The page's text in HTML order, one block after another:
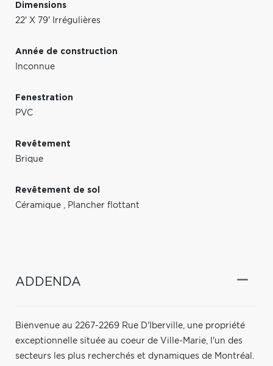
Dimensions
22' X 79' Irrégulières
Année de construction
Inconnue
Fenestration
PVC
Revêtement
Brique
Revêtement de sol
Céramique , Plancher flottant
ADDENDA
Bienvenue au 2267-2269 Rue D'Iberville, une propriété
exceptionnelle située au coeur de Ville-Marie, l'un des
secteurs les plus recherchés et dynamiques de Montréal.